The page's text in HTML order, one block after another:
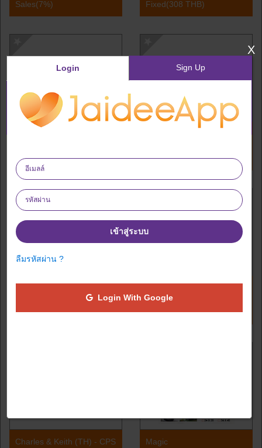
Sales(7%) Fixed(308 THB)
product(Calculate reward
Individual purchase
Hotels & Apartmens 3.5%,
For Business Trips 0%
Refer to the Advertiser
Description -
Charles & Keith (TH) - CPS
Magic
X
Login Sign Up
เข้าสู่ระบบ
ลืมรหัสผ่าน ?
Login With Google